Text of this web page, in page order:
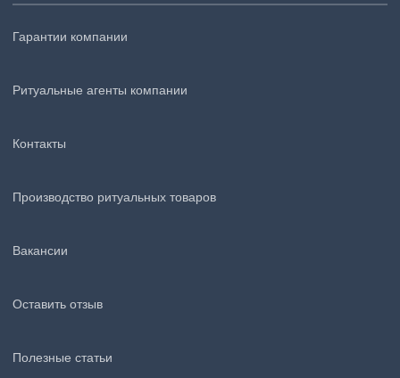
Гарантии компании
Ритуальные агенты компании
Контакты
Производство ритуальных товаров
Вакансии
Оставить отзыв
Полезные статьи